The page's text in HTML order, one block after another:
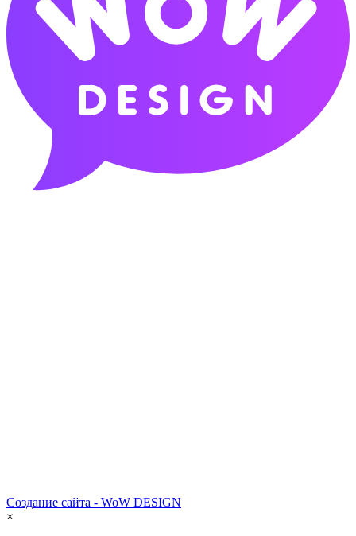
Создание сайта - WoW DESIGN
×